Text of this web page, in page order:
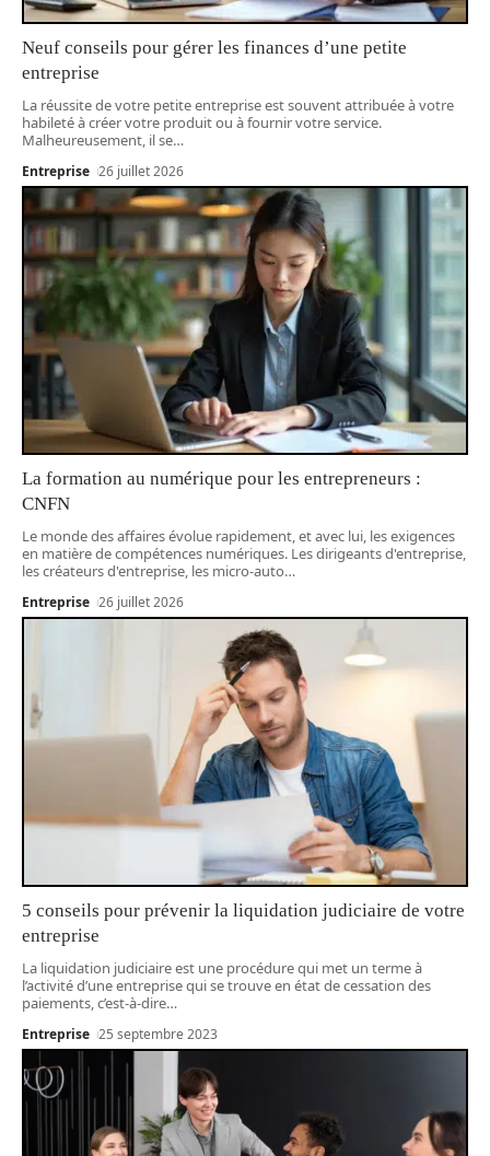
Neuf conseils pour gérer les finances d’une petite
entreprise
La réussite de votre petite entreprise est souvent attribuée à votre
habileté à créer votre produit ou à fournir votre service.
Malheureusement, il se…
Entreprise 26 juillet 2026
La formation au numérique pour les entrepreneurs :
CNFN
Le monde des affaires évolue rapidement, et avec lui, les exigences
en matière de compétences numériques. Les dirigeants d'entreprise,
les créateurs d'entreprise, les micro-auto…
Entreprise 26 juillet 2026
5 conseils pour prévenir la liquidation judiciaire de votre
entreprise
La liquidation judiciaire est une procédure qui met un terme à
l’activité d’une entreprise qui se trouve en état de cessation des
paiements, c’est-à-dire…
Entreprise 25 septembre 2023